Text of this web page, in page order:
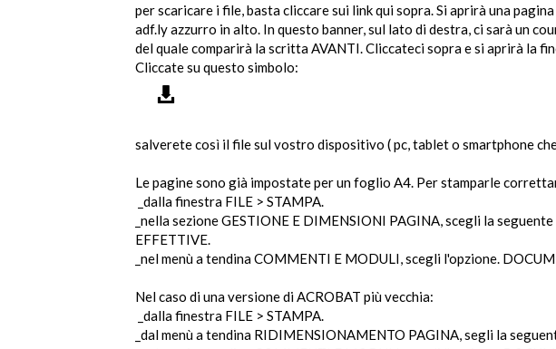
per scaricare i file, basta cliccare sui link qui sopra. Si aprirà una
adf.ly azzurro in alto. In questo banner, sul lato di destra, ci sarà un
del quale comparirà la scritta AVANTI. Cliccateci sopra e si aprirà la
Cliccate su questo simbolo:
salverete così il file sul vostro dispositivo ( pc, tablet o smartphone
Le pagine sono già impostate per un foglio A4. Per stamparle
_dalla finestra FILE > STAMPA.
_nella sezione GESTIONE E DIMENSIONI PAGINA, scegli la
EFFETTIVE.
_nel menù a tendina COMMENTI E MODULI, scegli l'opzione.
Nel caso di una versione di ACROBAT più vecchia:
_dalla finestra FILE > STAMPA.
_dal menù a tendina RIDIMENSIONAMENTO PAGINA, segli la